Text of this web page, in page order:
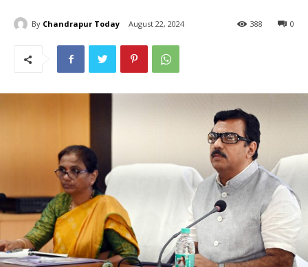
By Chandrapur Today August 22, 2024 0
388